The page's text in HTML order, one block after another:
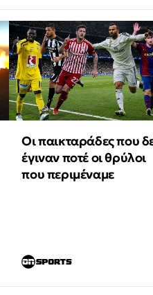
Οι παικταράδες που
έγιναν ποτέ οι θρύλοι
που περιμέναμε